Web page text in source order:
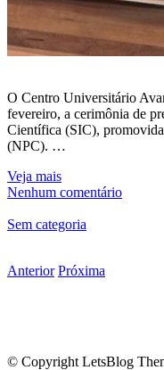
O Centro Universitário
fevereiro, a cerimônia de
Científica (SIC),
(NPC). …
Veja mais
Nenhum comentário
Sem categoria
Anterior Próxima
© Copyright LetsBlog